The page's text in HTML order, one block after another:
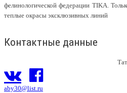
фелинологической федерации TIKA.
теплые окрасы эксклюзивных линий
Контактные данные
aby30@list.ru